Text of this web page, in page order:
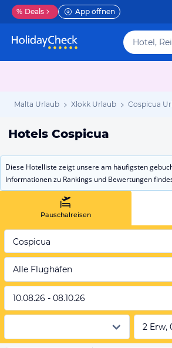
% Deals App öffnen
Malta Urlaub Xlokk Urlaub Cospicua
Hotels Cospicua
Diese Hotelliste zeigt unsere am häufigsten
Informationen zu Rankings und Bewertungen
Pauschalreisen
Cospicua
Alle Flughäfen
10.08.26 - 08.10.26
2 Erw,